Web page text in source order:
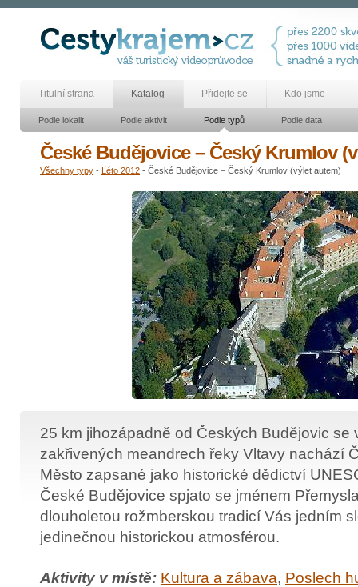
Titulní strana Katalog Přidejte se Kdo jsme
Podle lokalit Podle aktivit Podle typů Podle data
České Budějovice – Český Krumlov
Všechny typy - Léto 2012 - České Budějovice – Český Krumlov (výlet autem)
25 km jihozápadně od Českých Budějovic se
zakřivených meandrech řeky Vltavy nachází
Město zapsané jako historické dědictví
České Budějovice spjato se jménem
dlouholetou rožmberskou tradicí Vás jedním
jedinečnou historickou atmosférou.
Aktivity v místě: Kultura a zábava, Poslech